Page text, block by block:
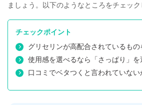
ましょう。以下のようなところをチェック
チェックポイント
グリセリンが高配合されているもの
使用感を選べるなら「さっぱり」を
口コミでベタつくと言われていない